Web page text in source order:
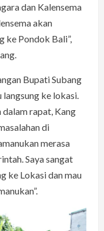
dan Kalensema
akan
ke Pondok Bali”,
Bupati Subang
langsung ke lokasi.
dalam rapat, Kang
di
merasa
Saya sangat
ke Lokasi dan mau